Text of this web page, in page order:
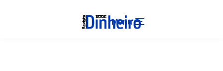
Menu